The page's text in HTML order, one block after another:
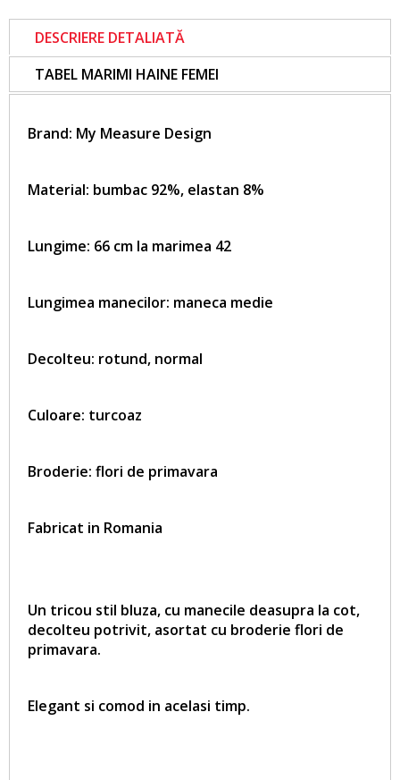
DESCRIERE DETALIATĂ
TABEL MARIMI HAINE FEMEI
Brand: My Measure Design
Material: bumbac 92%, elastan 8%
Lungime: 66 cm la marimea 42
Lungimea manecilor: maneca medie
Decolteu: rotund, normal
Culoare: turcoaz
Broderie: flori de primavara
Fabricat in Romania
Un tricou stil bluza, cu manecile deasupra la cot,
decolteu potrivit, asortat cu broderie flori de
primavara.
Elegant si comod in acelasi timp.